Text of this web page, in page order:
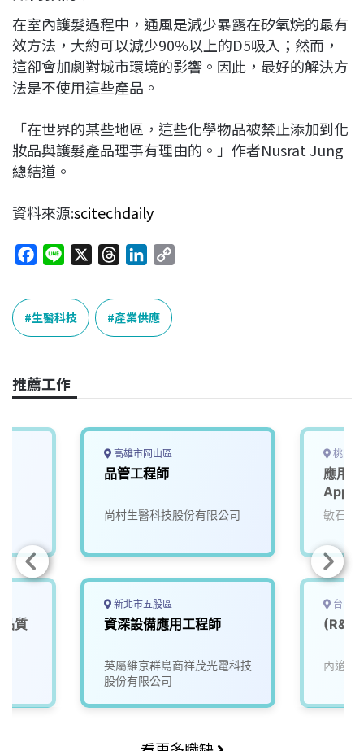
在室內護髮過程中，通風是減少暴露在矽氧烷的最有
效方法，大約可以減少90%以上的D5吸入；然而，
這卻會加劇對城市環境的影響。因此，最好的解決方
法是不使用這些產品。
「在世界的某些地區，這些化學物品被禁止添加到化
妝品與護髮產品理事有理由的。」作者Nusrat Jung
總結道。
資料來源:scitechdaily
c
e
b
o
k
n
e
r
e
a
n
k
e
n
k
生醫科技 產業供應
推薦工作
質
高雄市岡山區
品管工程師
尚村生醫科技股份有限公司
新北市五股區
資深設備應用工程師
英屬維京群島商祥茂光電科技
股份有限公司
桃園
應用
敏石系
台南
內適境